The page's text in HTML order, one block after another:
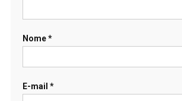
Nome*
E-mail *